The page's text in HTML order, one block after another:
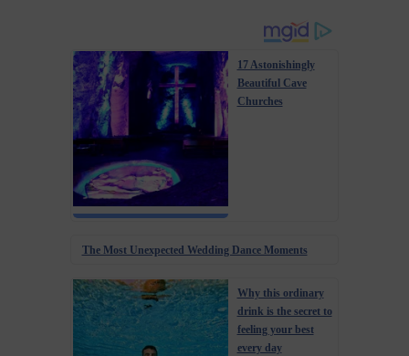
17 Astonishingly
Beautiful Cave
Churches
The Most Unexpected Wedding Dance Moments
Why this ordinary
drink is the secret to
feeling your best
every day